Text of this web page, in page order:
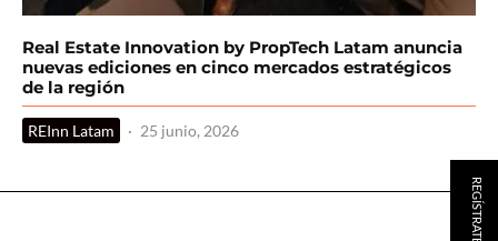
Real Estate Innovation by PropTech Latam anuncia
nuevas ediciones en cinco mercados estratégicos
de la región
REInn Latam · 25 junio, 2026